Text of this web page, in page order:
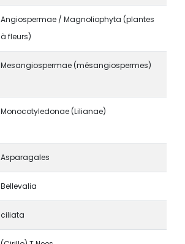
Angiospermae / Magnoliophyta (plantes
à fleurs)
Mesangiospermae (mésangiospermes)
Monocotyledonae (Lilianae)
Asparagales
Bellevalia
ciliata